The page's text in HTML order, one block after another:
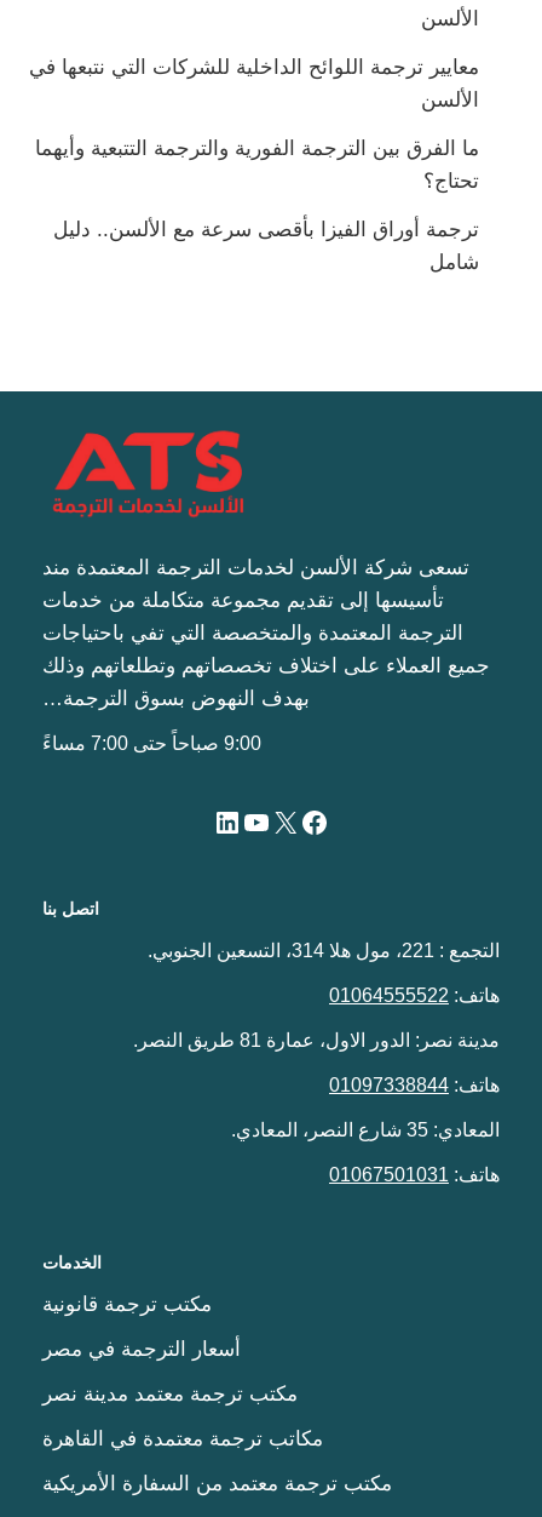
الألسن
معايير ترجمة اللوائح الداخلية للشركات التي نتبعها في
الألسن
ما الفرق بين الترجمة الفورية والترجمة التتبعية وأيهما
تحتاج؟
ترجمة أوراق الفيزا بأقصى سرعة مع الألسن.. دليل
شامل
تسعى شركة الألسن لخدمات الترجمة المعتمدة مند
تأسيسها إلى تقديم مجموعة متكاملة من خدمات
الترجمة المعتمدة والمتخصصة التي تفي باحتياجات
جميع العملاء على اختلاف تخصصاتهم وتطلعاتهم وذلك
بهدف النهوض بسوق الترجمة…
اتصل بنا
التجمع : 221، مول هلا 314، التسعين الجنوبي.
هاتف: 01064555522
مدينة نصر: الدور الاول، عمارة 81 طريق النصر.
هاتف: 01097338844
المعادي: 35 شارع النصر، المعادي.
هاتف: 01067501031
الخدمات
مكتب ترجمة قانونية
أسعار الترجمة في مصر
مكتب ترجمة معتمد مدينة نصر
مكاتب ترجمة معتمدة في القاهرة
مكتب ترجمة معتمد من السفارة الأمريكية